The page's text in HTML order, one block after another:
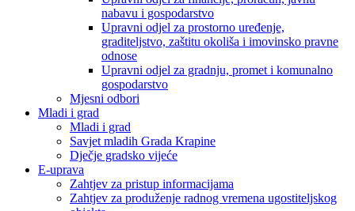
nabavu i gospodarstvo
Upravni odjel za prostorno uređenje,
graditeljstvo, zaštitu okoliša i imovinsko pravne
odnose
Upravni odjel za gradnju, promet i komunalno
gospodarstvo
Mjesni odbori
Mladi i grad
Mladi i grad
Savjet mladih Grada Krapine
Dječje gradsko vijeće
E-uprava
Zahtjev za pristup informacijama
Zahtjev za produženje radnog vremena ugostiteljskog